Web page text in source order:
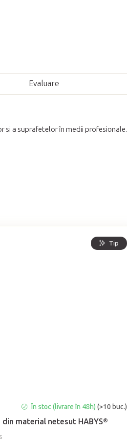
Tip
din material netesut HABYS®
În stoc (livrare în 48h) (>10 buc.)
Evaluare
si a suprafetelor în medii profesionale.